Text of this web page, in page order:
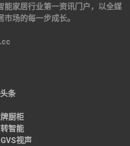
能家居行业第一资讯门户，以全媒
场的每一步成长。
条
厨柜
智能
GVS视声